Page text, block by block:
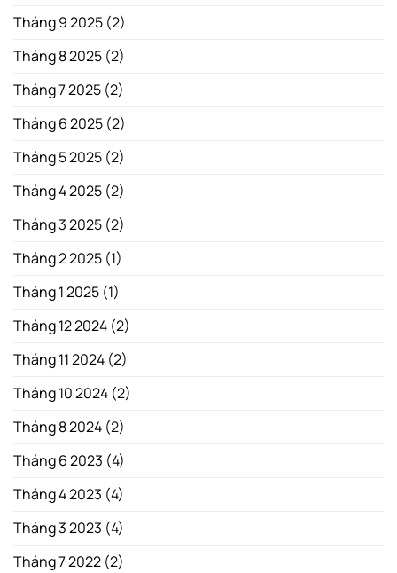
Tháng 9 2025 (2)
Tháng 8 2025 (2)
Tháng 7 2025 (2)
Tháng 6 2025 (2)
Tháng 5 2025 (2)
Tháng 4 2025 (2)
Tháng 3 2025 (2)
Tháng 2 2025 (1)
Tháng 1 2025 (1)
Tháng 12 2024 (2)
Tháng 11 2024 (2)
Tháng 10 2024 (2)
Tháng 8 2024 (2)
Tháng 6 2023 (4)
Tháng 4 2023 (4)
Tháng 3 2023 (4)
Tháng 7 2022 (2)